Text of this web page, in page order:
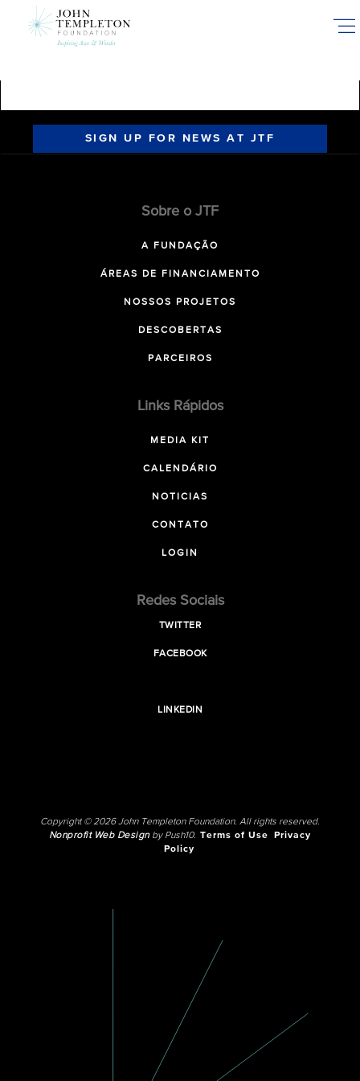
SIGN UP FOR NEWS AT JTF
Sobre o JTF
A FUNDAÇÃO
ÁREAS DE FINANCIAMENTO
NOSSOS PROJETOS
DESCOBERTAS
PARCEIROS
Links Rápidos
MEDIA KIT
CALENDÁRIO
NOTICIAS
CONTATO
LOGIN
Redes Sociais
TWITTER
FACEBOOK
LINKEDIN
Copyright © 2026 John Templeton Foundation. All rights reserved.
Nonprofit Web Designby Push10. Terms of Use
Privacy
Policy